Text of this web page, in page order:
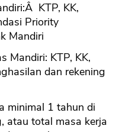
KTP, KK,
Priority
Mandiri
Mandiri: KTP, KK,
dan rekening
minimal 1 tahun di
atau total masa kerja